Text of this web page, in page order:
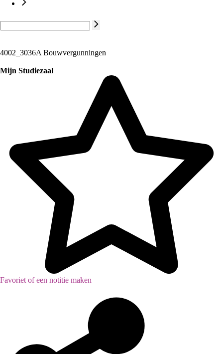
4002_3036A Bouwvergunningen
Mijn Studiezaal
Favoriet of een notitie maken